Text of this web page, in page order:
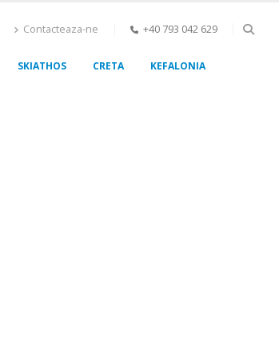
Contacteaza-ne +40 793 042 629
SKIATHOS CRETA KEFALONIA